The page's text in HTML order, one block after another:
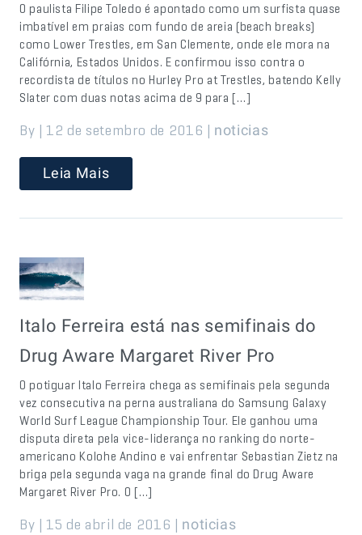
O paulista Filipe Toledo é apontado como um surfista quase
imbatível em praias com fundo de areia (beach breaks)
como Lower Trestles, em San Clemente, onde ele mora na
Califórnia, Estados Unidos. E confirmou isso contra o
recordista de títulos no Hurley Pro at Trestles, batendo Kelly
Slater com duas notas acima de 9 para […]
By | 12 de setembro de 2016 | noticias
Leia Mais
Italo Ferreira está nas semifinais do
Drug Aware Margaret River Pro
O potiguar Italo Ferreira chega as semifinais pela segunda
vez consecutiva na perna australiana do Samsung Galaxy
World Surf League Championship Tour. Ele ganhou uma
disputa direta pela vice-liderança no ranking do norte-
americano Kolohe Andino e vai enfrentar Sebastian Zietz na
briga pela segunda vaga na grande final do Drug Aware
Margaret River Pro. O […]
By | 15 de abril de 2016 | noticias